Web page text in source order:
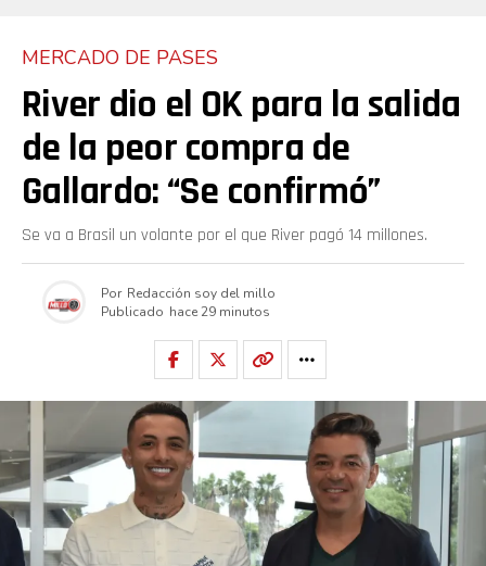
MERCADO DE PASES
River dio el OK para la salida
de la peor compra de
Gallardo: “Se confirmó”
Se va a Brasil un volante por el que River pagó 14 millones.
Por Redacción soy del millo
Publicado hace 29 minutos